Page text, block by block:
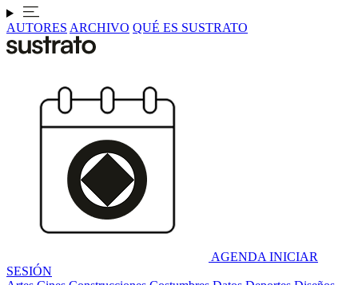
AUTORES ARCHIVO QUÉ ES SUSTRATO
AGENDA INICIAR
SESIÓN